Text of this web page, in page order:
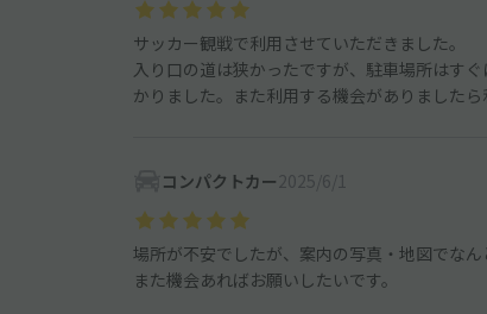
サッカー観戦で利用させていただきました。
入り口の道は狭かったですが、駐車場所はす
かりました。また利用する機会がありました
コンパクトカー 2025/6/1
場所が不安でしたが、案内の写真・地図でなん
また機会あればお願いしたいです。